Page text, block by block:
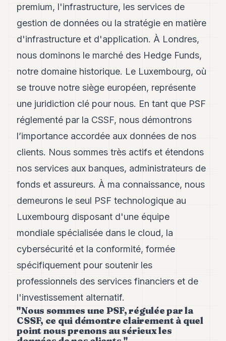
FINANCE
ART
DE
ARTS
ASSURANCE
POLITIQUE
IMMOBILIER
EQUITY
JURIDIQUE
ENTREPRISES
ASSOCIATIONS
S'ABONNER
FR
premium, l'infrastructure, les services de
gestion de données ou la stratégie en matière
d'infrastructure et d'application. À Londres,
nous dominons le marché des Hedge Funds,
notre domaine historique. Le Luxembourg, où
se trouve notre siège européen, représente
une juridiction clé pour nous. En tant que PSF
réglementé par la CSSF, nous démontrons
l’importance accordée aux données de nos
clients. Nous sommes très actifs et étendons
nos services aux banques, administrateurs de
fonds et assureurs. À ma connaissance, nous
demeurons le seul PSF technologique au
Luxembourg disposant d'une équipe
mondiale spécialisée dans le cloud, la
cybersécurité et la conformité, formée
spécifiquement pour soutenir les
professionnels des services financiers et de
l'investissement alternatif.
"Nous sommes une PSF, régulée par la
CSSF, ce qui démontre clairement à quel
point nous prenons au sérieux les